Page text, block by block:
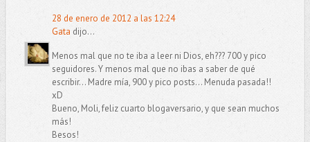
28 de enero de 2012 a las 12:24
Gata dijo...
Menos mal que no te iba a leer ni Dios, eh??? 700 y pico
seguidores. Y menos mal que no ibas a saber de qué
escribir... Madre mía, 900 y pico posts... Menuda pasada!!
xD
Bueno, Moli, feliz cuarto blogaversario, y que sean muchos
más!
Besos!